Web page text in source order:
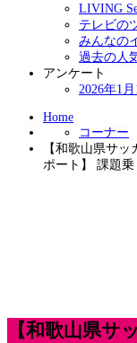
LIVING
テレビの
みんなの
過去の人
アンケート
2026年1
Home
コーナー
【和歌山県サ
ポート】 課題
【和歌山県サ